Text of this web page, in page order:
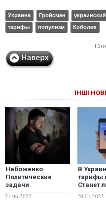
Украина Гройсман
тарифы
популизм Коболев
ІНШІ
Небоженко:
Политические
задачи
Украины
21.06.2022
В
тарифы
Станет
20.01.2022